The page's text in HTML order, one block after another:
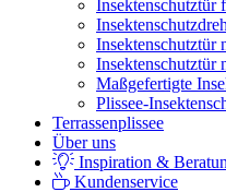
Insektenschutztür
Insektenschutztür
Insektenschutztür
Maßgefertigte
Plissee-
Terrassenplissee
Über uns
Inspiration &
Kundenservice